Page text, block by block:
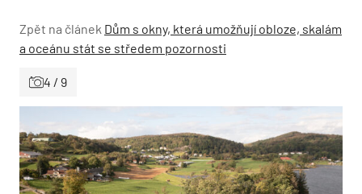
Zpět na článek Dům s okny, která umožňují obloze, skalám
a oceánu stát se středem pozornosti
4 / 9